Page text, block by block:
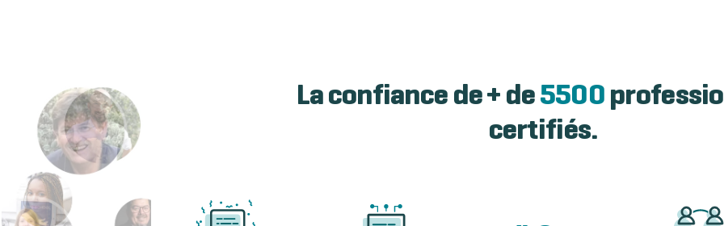
La confiance de + de 5500
certifiés.